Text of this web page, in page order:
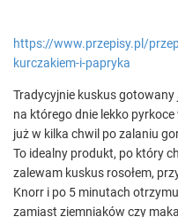
https://www.przepisy.pl/
kurczakiem-i-papryka
Tradycyjnie kuskus
na którego dnie lekko
już w kilka chwil po zalaniu
To idealny produkt, po który
zalewam kuskus rosołem,
Knorr i po 5 minutach
zamiast ziemniaków czy